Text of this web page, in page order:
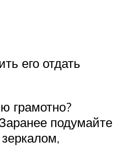
его отдать
грамотно?
подумайте